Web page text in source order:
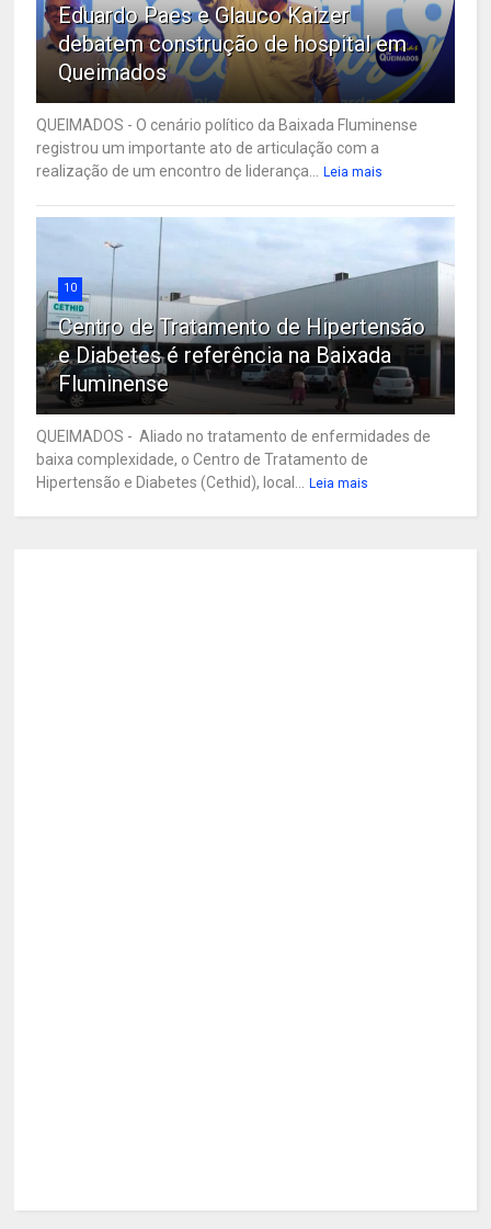
Eduardo Paes e Glauco Kaizer
debatem construção de hospital em
Queimados
QUEIMADOS - O cenário político da Baixada Fluminense
registrou um importante ato de articulação com a
realização de um encontro de liderança...
Leia mais
10
Centro de Tratamento de Hipertensão
e Diabetes é referência na Baixada
Fluminense
QUEIMADOS - Aliado no tratamento de enfermidades de
baixa complexidade, o Centro de Tratamento de
Hipertensão e Diabetes (Cethid), local...
Leia mais